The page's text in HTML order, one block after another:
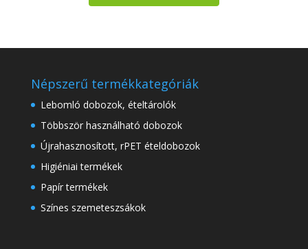
Népszerű termékkategóriák
Lebomló dobozok, ételtárolók
Többször használható dobozok
Újrahasznosított, rPET ételdobozok
Higiéniai termékek
Papír termékek
Színes szemeteszsákok